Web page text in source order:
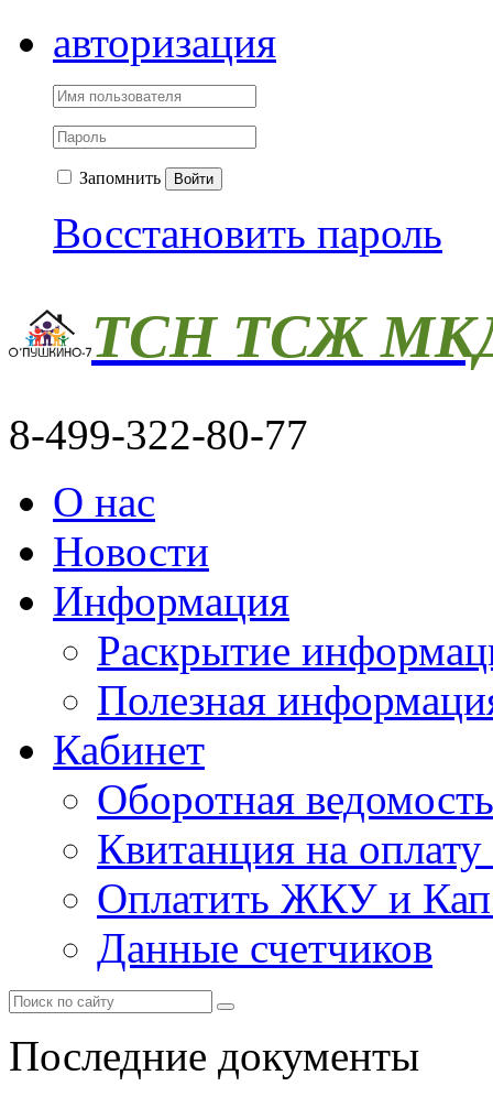
авторизация
Запомнить Войти
Восстановить пароль
ТСН ТСЖ
8-499-322-80-77
О нас
Новости
Информация
Раскрытие
Полезная
Кабинет
Оборотная ведомость
Квитанция на
Оплатить ЖКУ и
Данные счетчиков
Последние документы